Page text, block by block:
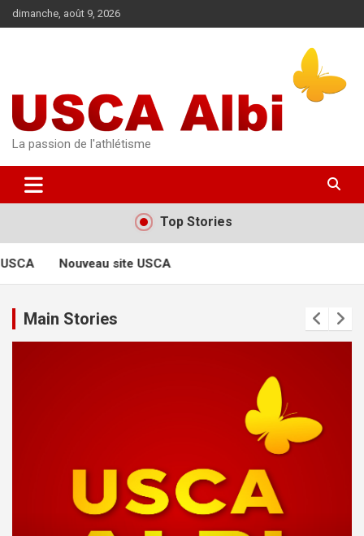
Aller
au
dimanche, août 9, 2026
La passion de l'athlétisme
Top Stories
Nouveau site USCA
Main Stories